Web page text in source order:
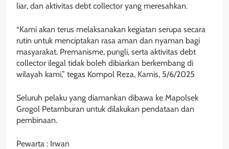
liar, dan aktivitas debt collector yang meresahkan.
“Kami akan terus melaksanakan kegiatan serupa secara
rutin untuk menciptakan rasa aman dan nyaman bagi
masyarakat. Premanisme, pungli, serta aktivitas debt
collector ilegal tidak boleh dibiarkan berkembang di
wilayah kami,” tegas Kompol Reza, Kamis, 5/6/2025
Seluruh pelaku yang diamankan dibawa ke Mapolsek
Grogol Petamburan untuk dilakukan pendataan dan
pembinaan.
Pewarta : Irwan